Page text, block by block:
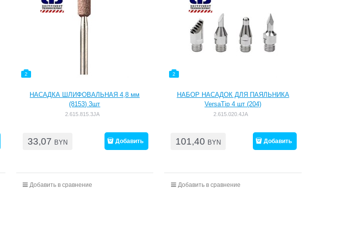
2
НАСАДКА ШЛИФОВАЛЬНАЯ 4,8 мм
(8153) 3шт
2.615.815.3JA
33,07 BYN Добавить
Добавить в сравнение
2
НАБОР НАСАДОК ДЛЯ ПАЯЛЬНИКА
VersaTip 4 шт (204)
2.615.020.4JA
101,40 BYN Добавить
Добавить в сравнение